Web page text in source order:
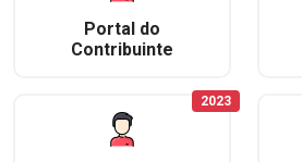
Portal do
Contribuinte
2023